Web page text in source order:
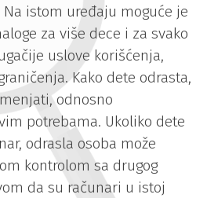
istom uređaju moguće je
za više dece i za svako
uslove korišćenja,
Kako dete odrasta,
odnosno
potrebama. Ukoliko dete
odrasla osoba može
kontrolom sa drugog
da su računari u istoj